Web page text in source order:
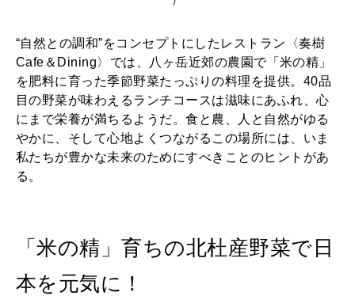
“自然との調和”をコンセプトにしたレストラン〈奏樹
Cafe＆Dining〉では、八ヶ岳近郊の農園で「米の精」
を肥料に育った季節野菜たっぷりの料理を提供。40品
目の野菜が味わえるランチコースは滋味にあふれ、心
にまで栄養が満ちるようだ。食と農、人と自然がゆる
やかに、そして心地よくつながるこの場所には、いま
私たちが豊かな未来のためにすべきことのヒントがあ
る。
「米の精」育ちの北杜産野菜で日
本を元気に！